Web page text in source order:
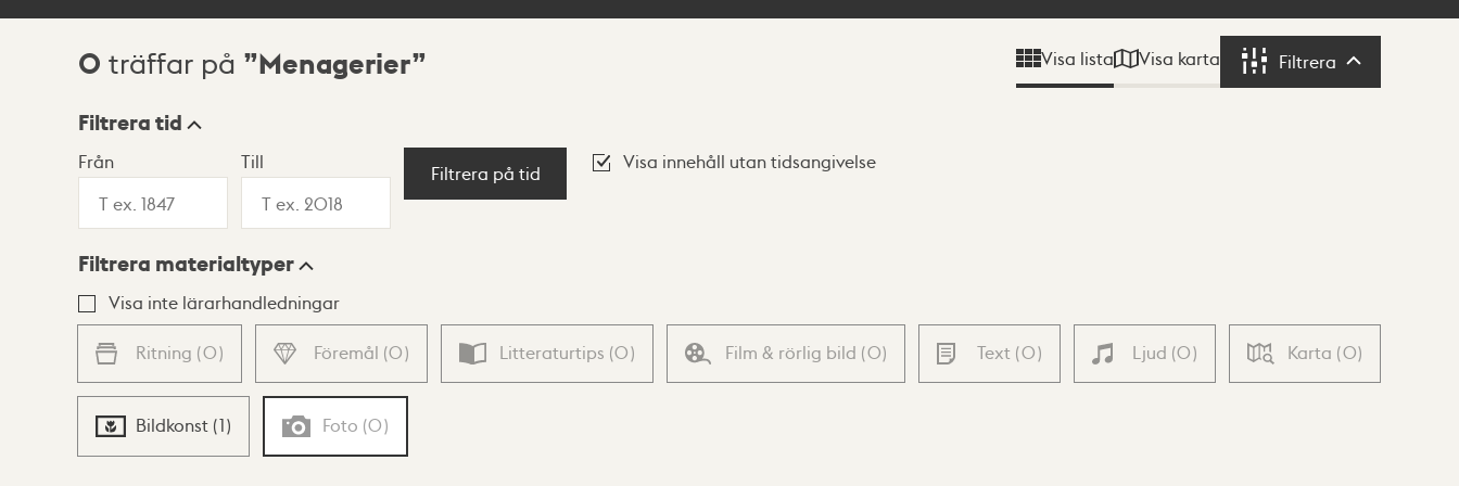
Sökresultat
0 träffar på Menagerier Visa lista Visa karta Filtrera Filtrera
Visningsläge
Lista Karta
Filtrera tid
Från Till
Filtrera på tid
Visa innehåll utan tidsangivelse
Filtrera materialtyper
Visa inte lärarhandledningar
Ritning (0) Föremål (0) Litteraturtips (0) Film & rörlig bild (0) Text (0) Ljud (0) Karta (0)
Bildkonst (1) Foto (0)